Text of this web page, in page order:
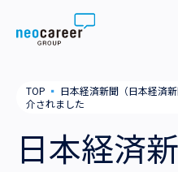
Skip to content
neocareer について
私たちの考え方
TOP ▪ 日本経済新聞（日本経済
介されました
日本経済